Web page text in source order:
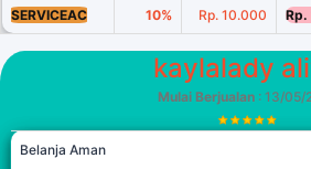
SERVICEAC 10% Rp. 10.000
kaylalady
Mulai Berjualan: 13/05/
Belanja Aman